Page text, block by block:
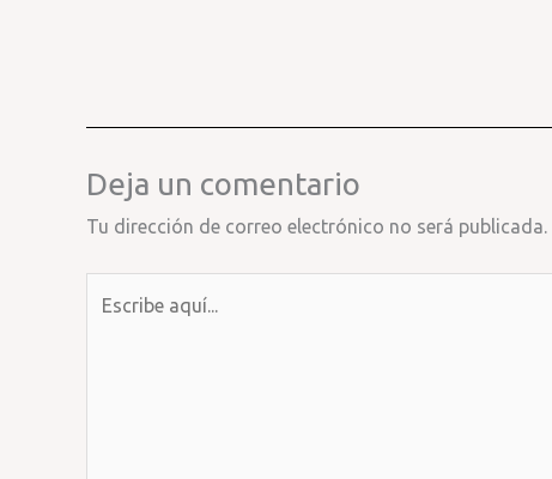
Deja un comentario
Tu dirección de correo electrónico no será publicada.